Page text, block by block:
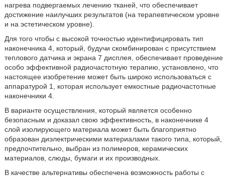
нагрева подвергаемых лечению тканей, что обеспечивает
достижение наилучших результатов (на терапевтическом уровне
и на эстетическом уровне).
Для того чтобы с высокой точностью идентифицировать тип
наконечника 4, который, будучи скомбинирован с присутствием
теплового датчика и экрана 7 дисплея, обеспечивает проведение
особо эффективной радиочастотную терапию, установлено, что
настоящее изобретение может быть широко использоваться с
аппаратурой 1, которая использует емкостные радиочастотные
наконечники 4.
В варианте осуществления, который является особенно
безопасным и доказал свою эффективность, в наконечнике 4
слой изолирующего материала может быть благоприятно
образован диэлектрическими материалами такого типа, который,
предпочтительно, выбран из полимеров, керамических
материалов, слюды, бумаги и их производных.
В качестве альтернативы обеспечена возможность работы с